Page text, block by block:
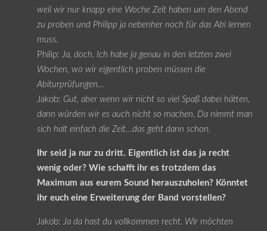
weil wir nur knapp eine Woche Zeit haben um den Abend
zu proben und Philipp ja nebenher noch für das Abi lernen
muss.
Philip: Ja, doch. Ich habe ja genau in den letzten zwei
Wochen, wo wir eigentlich proben müssen die
Abiturprüfungen…
Jakob: Gut, aber wenn wir nicht so viel Spaß dabei hätten,
dann würden wir es auch nicht so machen. Da nimmt man
sich halt einfach die Zeit…das geht dann schon.
Ihr seid ja nur zu dritt. Eigentlich ist das ja recht
wenig oder? Wie schafft ihr es trotzdem das
Maximum aus eurem Sound herauszuholen? Könntet
ihr euch eine Erweiterung der Band vorstellen?
Jakob: Ja da hast du vollkommen recht. Wir möchten